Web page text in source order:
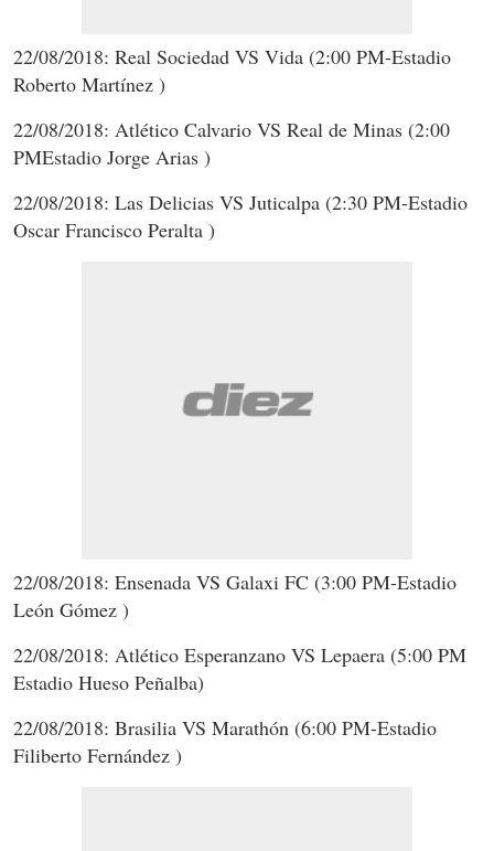
22/08/2018: Real Sociedad VS Vida (2:00 PM-Estadio
Roberto Martínez )
22/08/2018: Atlético Calvario VS Real de Minas (2:00
PMEstadio Jorge Arias )
22/08/2018: Las Delicias VS Juticalpa (2:30 PM-Estadio
Oscar Francisco Peralta )
22/08/2018: Ensenada VS Galaxi FC (3:00 PM-Estadio
León Gómez )
22/08/2018: Atlético Esperanzano VS Lepaera (5:00 PM
Estadio Hueso Peñalba)
22/08/2018: Brasilia VS Marathón (6:00 PM-Estadio
Filiberto Fernández )